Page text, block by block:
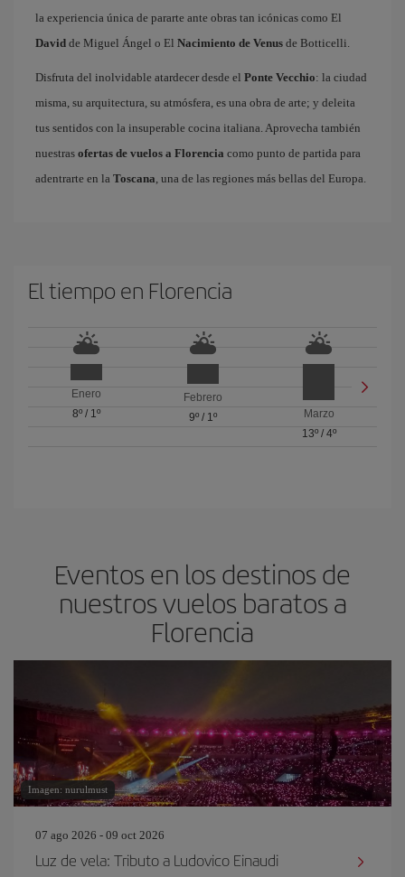
la experiencia única de pararte ante obras tan icónicas como El
David de Miguel Ángel o El Nacimiento de Venus de Botticelli.
Disfruta del inolvidable atardecer desde el Ponte Vecchio: la ciudad
misma, su arquitectura, su atmósfera, es una obra de arte; y deleita
tus sentidos con la insuperable cocina italiana. Aprovecha también
nuestras ofertas de vuelos a Florencia como punto de partida para
adentrarte en la Toscana, una de las regiones más bellas del Europa.
El tiempo en Florencia
Enero
8º/ 1º
Febrero
9º/ 1º
Marzo
13º/ 4º
Eventos en los destinos de
nuestros vuelos baratos a
Florencia
Imagen: nurulmust
07 ago 2026 - 09 oct 2026
Luz de vela: Tributo a Ludovico Einaudi